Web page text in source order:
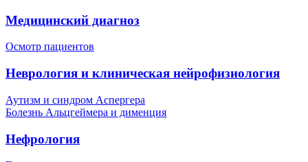
Медицинский диагноз
Осмотр пациентов
Неврология и клиническая нейрофизиология
Аутизм и синдром Аспергера
Болезнь Альцгеймера и дименция
Нефрология